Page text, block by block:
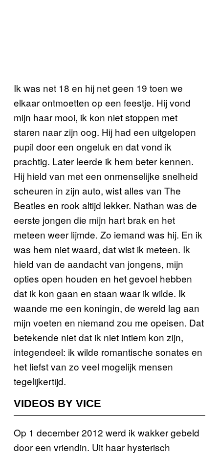
Ik was net 18 en hij net geen 19 toen we
elkaar ontmoetten op een feestje. Hij vond
mijn haar mooi, ik kon niet stoppen met
staren naar zijn oog. Hij had een uitgelopen
pupil door een ongeluk en dat vond ik
prachtig. Later leerde ik hem beter kennen.
Hij hield van met een onmenselijke snelheid
scheuren in zijn auto, wist alles van The
Beatles en rook altijd lekker. Nathan was de
eerste jongen die mijn hart brak en het
meteen weer lijmde. Zo iemand was hij. En ik
was hem niet waard, dat wist ik meteen. Ik
hield van de aandacht van jongens, mijn
opties open houden en het gevoel hebben
dat ik kon gaan en staan waar ik wilde. Ik
waande me een koningin, de wereld lag aan
mijn voeten en niemand zou me opeisen. Dat
betekende niet dat ik niet intiem kon zijn,
integendeel: ik wilde romantische sonates en
het liefst van zo veel mogelijk mensen
tegelijkertijd.
VIDEOS BY VICE
Op 1 december 2012 werd ik wakker gebeld
door een vriendin. Uit haar hysterisch